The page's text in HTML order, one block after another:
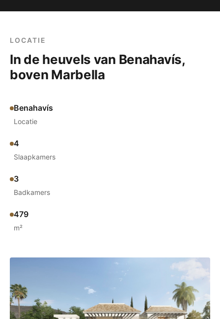
LOCATIE
In de heuvels van Benahavís,
boven Marbella
Benahavís
Locatie
4
Slaapkamers
3
Badkamers
479
m²